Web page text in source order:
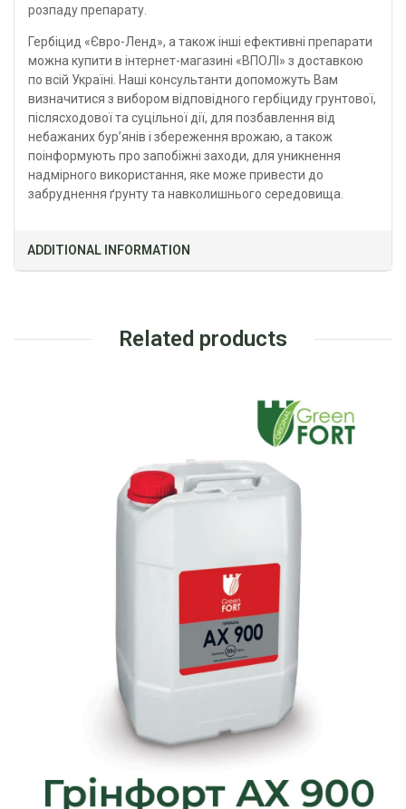
розпаду препарату.
Гербіцид «Євро-Ленд», а також інші ефективні препарати
можна купити в інтернет-магазині «ВПОЛІ» з доставкою
по всій Україні. Наші консультанти допоможуть Вам
визначитися з вибором відповідного гербіциду грунтової,
післясходової та суцільної дії, для позбавлення від
небажаних бур’янів і збереження врожаю, а також
поінформують про запобіжні заходи, для уникнення
надмірного використання, яке може привести до
забруднення ґрунту та навколишнього середовища.
ADDITIONAL INFORMATION
Related products